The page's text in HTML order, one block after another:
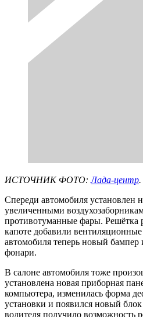
ИСТОЧНИК ФОТО:Лада-центр.
Спереди автомобиля установлен
увеличенными
противотуманные фары. Решётка
капоте добавили вентиляционные
автомобиля теперь новый
фонари.
В салоне автомобиля тоже
установлена новая приборная
компьютера, изменилась форма
установки и появился новый
водителя получило возможность